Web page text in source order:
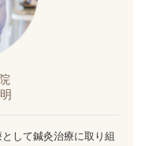
して鍼灸治療に取り組